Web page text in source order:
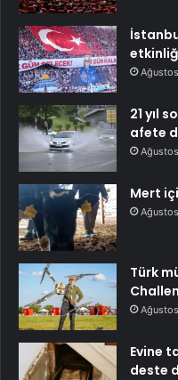
21 yıl
afete
Mert
Türk
Evine
deste